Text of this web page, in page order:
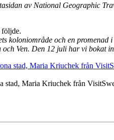
av National Geographic
följde.
koloniområde och en promenad i
Ven. Den 12 juli har vi bokat
stad, Maria Kriuchek från